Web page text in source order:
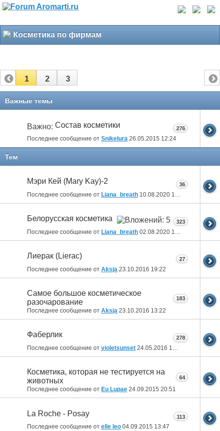
Косметика по фирмам
1 2 3
Важные темы
Важно: Состав косметики
Последнее сообщение от Snikelura 26.05.2015 12:24
276
Тем
Мэри Кей (Mary Kay)-2
Последнее сообщение от Liana_breath 10.08.2020 18:20
36
Белорусская косметика
Последнее сообщение от Liana_breath 02.08.2020 17:26
323
Лиерак (Lierac)
Последнее сообщение от Aksja 23.10.2016 19:22
27
Самое большое косметическое
разочарование
Последнее сообщение от Aksja 23.10.2016 13:22
183
Фаберлик
Последнее сообщение от violetsunset 24.05.2016 12:21
278
Косметика, которая не тестируется на
животных
Последнее сообщение от Eu Lupae 24.09.2015 20:51
64
La Roche - Posay
Последнее сообщение от elle leo 04.09.2015 13:47
113